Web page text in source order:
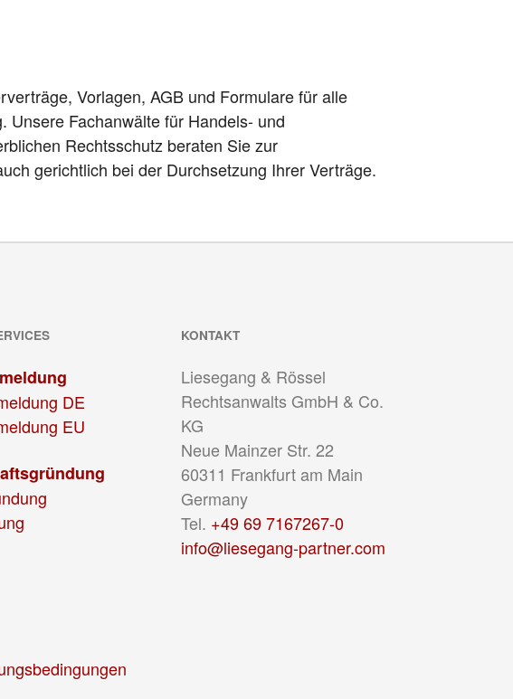
Vorlagen, AGB und Formulare für alle
Unsere Fachanwälte für Handels- und
Rechtsschutz beraten Sie zur
gerichtlich bei der Durchsetzung Ihrer Verträge.
DE
EU
KONTAKT
Liesegang & Rössel
Rechtsanwalts GmbH & Co.
KG
Neue Mainzer Str. 22
60311 Frankfurt am Main
Germany
Tel. +49 69 7167267-0
info@liesegang-partner.com